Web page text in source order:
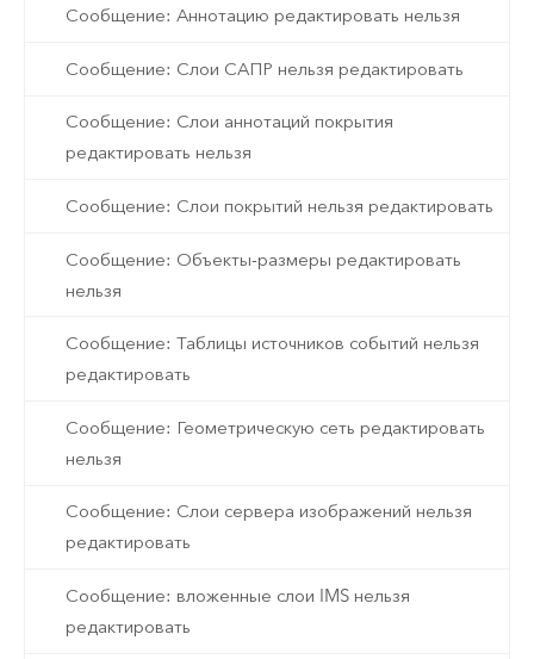
Сообщение: Аннотацию редактировать нельзя
Сообщение: Слои САПР нельзя редактировать
Сообщение: Слои аннотаций покрытия
редактировать нельзя
Сообщение: Слои покрытий нельзя редактировать
Сообщение: Объекты-размеры редактировать
нельзя
Сообщение: Таблицы источников событий нельзя
редактировать
Сообщение: Геометрическую сеть редактировать
нельзя
Сообщение: Слои сервера изображений нельзя
редактировать
Сообщение: вложенные слои IMS нельзя
редактировать